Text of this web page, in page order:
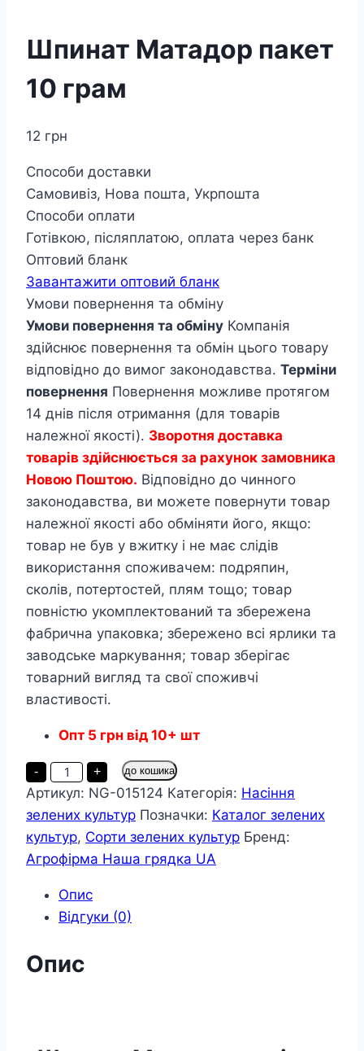
Шпинат Матадор пакет
10 грам
12 грн
Способи доставки
Самовивіз, Нова пошта, Укрпошта
Способи оплати
Готівкою, післяплатою, оплата через банк
Оптовий бланк
Завантажити оптовий бланк
Умови повернення та обміну
Умови повернення та обміну Компанія
здійснює повернення та обмін цього товару
відповідно до вимог законодавства. Терміни
повернення Повернення можливе протягом
14 днів після отримання (для товарів
належної якості). Зворотня доставка
товарів здійснюється за рахунок замовника
Новою Поштою. Відповідно до чинного
законодавства, ви можете повернути товар
належної якості або обміняти його, якщо:
товар не був у вжитку і не має слідів
використання споживачем: подряпин,
сколів, потертостей, плям тощо; товар
повністю укомплектований та збережена
фабрична упаковка; збережено всі ярлики та
заводське маркування; товар зберігає
товарний вигляд та свої споживчі
властивості.
Опт 5 грн від 10+ шт
-
Шпинат
Матадор
пакет
10
грам
кількість
+ до кошика
Артикул: NG-015124 Категорія: Насіння
зелених культур Позначки: Каталог зелених
культур, Сорти зелених культур Бренд:
Агрофірма Наша грядка UA
Опис
Відгуки (0)
Опис